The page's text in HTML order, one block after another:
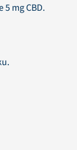
mg CBD.